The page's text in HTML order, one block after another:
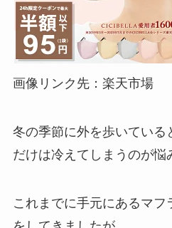
画像リンク先：楽天市場
冬の季節に外を歩いている
だけは冷えてしまうのが悩
これまでに手元にあるマフ